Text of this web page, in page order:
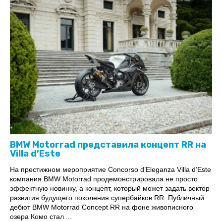
BMW Motorrad представила концепт RR на
Villa d’Este
На престижном мероприятие Concorso d’Eleganza Villa d’Este
компания BMW Motorrad продемонстрировала не просто
эффектную новинку, а концепт, который может задать вектор
развития будущего поколения супербайков RR. Публичный
дебют BMW Motorrad Concept RR на фоне живописного
озера Комо стал ...